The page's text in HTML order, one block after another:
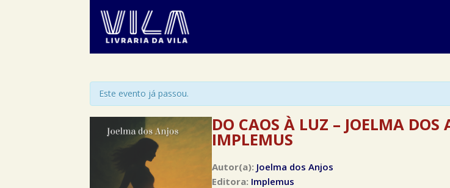
Este evento já passou.
DO CAOS À LUZ – JOELMA DOS
IMPLEMUS
Autor(a): Joelma dos Anjos
Editora: Implemus